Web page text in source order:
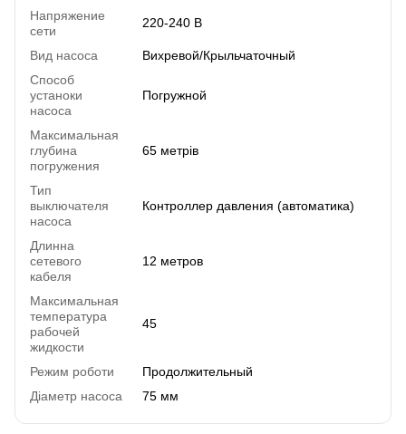
Напряжение
сети
220-240 В
Вид насоса
Вихревой/Крыльчаточный
Способ
устаноки
насоса
Погружной
Максимальная
глубина
погружения
65 метрів
Тип
выключателя
насоса
Контроллер давления (автоматика)
Длинна
сетевого
кабеля
12 метров
Максимальная
температура
рабочей
жидкости
45
Режим роботи
Продолжительный
Діаметр насоса
75 мм